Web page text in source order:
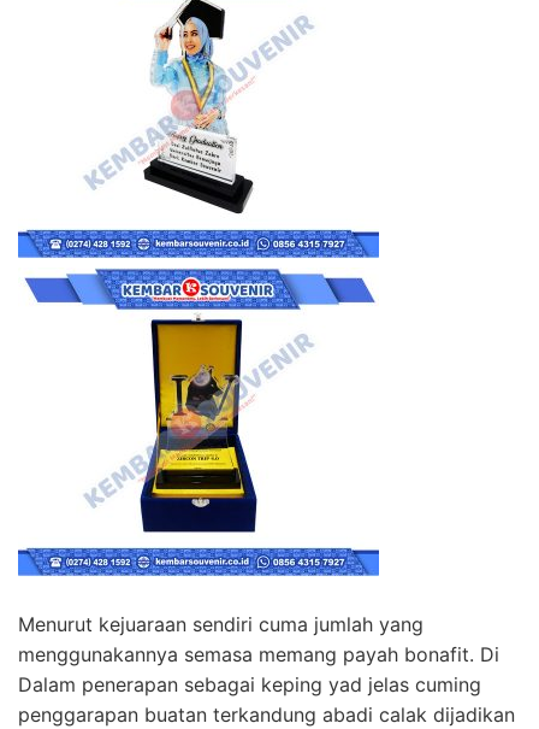
Menurut kejuaraan sendiri cuma jumlah yang
menggunakannya semasa memang payah bonafit. Di
Dalam penerapan sebagai keping yad jelas cuming
penggarapan buatan terkandung abadi calak dijadikan